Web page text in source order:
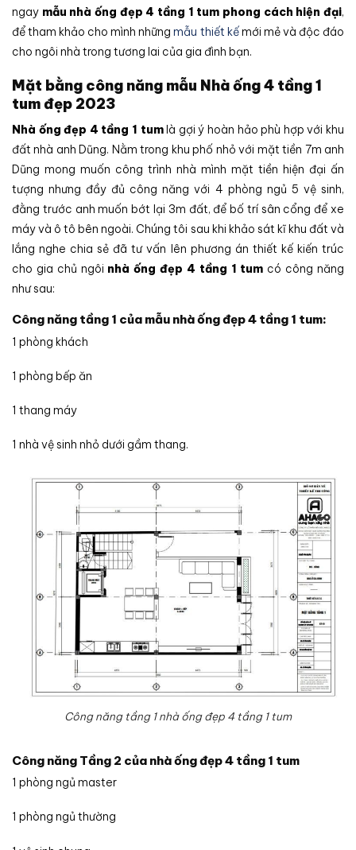
ngay mẫu nhà ống đẹp 4 tầng 1 tum phong cách hiện đại,
để tham khảo cho mình nhữngmẫu thiết kếmới mẻ và độc đáo
cho ngôi nhà trong tương lai của gia đình bạn.
Mặt bằng công năng mẫu Nhà ống 4 tầng 1
tum đẹp 2023
Nhà ống đẹp 4 tầng 1 tumlà gợi ý hoàn hảo phù hợp với khu
đất nhà anh Dũng. Nằm trong khu phố nhỏ với mặt tiền 7m anh
Dũng mong muốn công trình nhà mình mặt tiền hiện đại ấn
tượng nhưng đầy đủ công năng với 4 phòng ngủ 5 vệ sinh,
đằng trước anh muốn bớt lại 3m đất, để bố trí sân cổng để xe
máy và ô tô bên ngoài. Chúng tôi sau khi khảo sát kĩ khu đất và
lắng nghe chia sẻ đã tư vấn lên phương án thiết kế kiến trúc
cho gia chủ ngôi nhà ống đẹp 4 tầng 1 tum có công năng
như sau:
Công năng tầng 1 của mẫu nhà ống đẹp 4 tầng 1 tum:
1 phòng khách
1 phòng bếp ăn
1 thang máy
1 nhà vệ sinh nhỏ dưới gầm thang.
Công năng tầng 1 nhà ống đẹp 4 tầng 1 tum
Công năng Tầng 2 của nhà ống đẹp 4 tầng 1 tum
1 phòng ngủ master
1 phòng ngủ thường